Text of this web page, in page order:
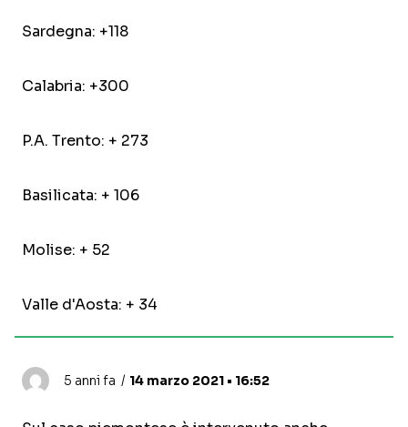
Sardegna: +118
Calabria: +300
P.A. Trento: + 273
Basilicata: + 106
Molise: + 52
Valle d'Aosta: + 34
5 anni fa 14 marzo 2021 • 16:52